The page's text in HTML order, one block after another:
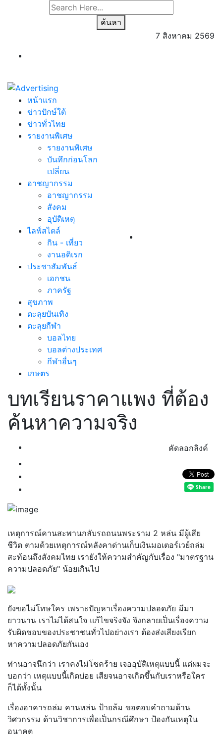
ค้นหา
7 สิงหาคม 2569
หน้าแรก
ข่าวปักษ์ใต้
ข่าวทั่วไทย
รายงานพิเศษ
รายงานพิเศษ
บันทึกก่อนโลก
เปลี่ยน
อาชญากรรม
อาชญากรรม
สังคม
อุบัติเหตุ
ไลฟ์สไตล์
กิน - เที่ยว
งานอดิเรก
ประชาสัมพันธ์
เอกชน
ภาครัฐ
สุขภาพ
ตะลุยบันเทิง
ตะลุยกีฬา
บอลไทย
บอลต่างประเทศ
กีฬาอื่นๆ
เกษตร
บทเรียนราคาแพง ที่ต้อง
ค้นหาความจริง
คัดลอกลิงค์
เหตุการณ์คานสะพานกลับรถถนนพระราม 2 หล่น มีผู้เสีย
ชีวิต ตามด้วยเหตุการณ์หลังคาด่านเก็บเงินมอเตอร์เวย์ถล่ม
สะท้อนถึงสังคมไทย เรายังให้ความสำคัญกับเรื่อง "มาตรฐาน
ความปลอดภัย" น้อยเกินไป
ยังขอไม่โทษใคร เพราะปัญหาเรื่องความปลอดภัย มีมา
ยาวนาน เราไม่ได้สนใจ แก้ไขจริงจัง จึงกลายเป็นเรื่องความ
รับผิดชอบของประชาชนทั่วไปอย่างเรา ต้องส่งเสียงเรียก
หาความปลอดภัยกันเอง
ท่านอาจนึกว่า เราคงไม่โชคร้าย เจออุบัติเหตุแบบนี้ แต่ผมจะ
บอกว่า เหตุแบบนี้เกิดบ่อย เสียจนอาจเกิดขึ้นกับเราหรือใคร
ก็ได้ทั้งนั้น
เรื่องอาคารถล่ม คานหล่น ป้ายล้ม ขอตอบคำถามด้าน
วิศวกรรม ด้านวิชาการเพื่อเป็นกรณีศึกษา ป้องกันเหตุใน
อนาคต